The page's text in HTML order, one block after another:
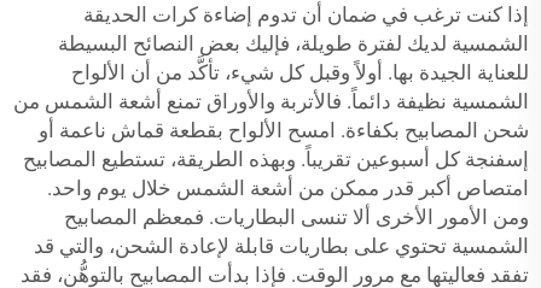
إذا كنت ترغب في ضمان أن تدوم إضاءة كرات الحديقة
الشمسية لديك لفترة طويلة، فإليك بعض النصائح البسيطة
للعناية الجيدة بها. أولاً وقبل كل شيء، تأكَّد من أن الألواح
الشمسية نظيفة دائماً. فالأتربة والأوراق تمنع أشعة الشمس من
شحن المصابيح بكفاءة. امسح الألواح بقطعة قماش ناعمة أو
إسفنجة كل أسبوعين تقريباً. وبهذه الطريقة، تستطيع المصابيح
امتصاص أكبر قدر ممكن من أشعة الشمس خلال يوم واحد.
ومن الأمور الأخرى ألا تنسى البطاريات. فمعظم المصابيح
الشمسية تحتوي على بطاريات قابلة لإعادة الشحن، والتي قد
تفقد فعاليتها مع مرور الوقت. فإذا بدأت المصابيح بالتوهُّن، فقد